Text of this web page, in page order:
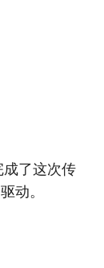
了这次传
动。